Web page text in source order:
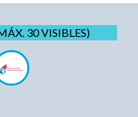
30 VISIBLES)